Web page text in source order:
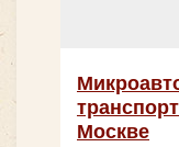
Москве